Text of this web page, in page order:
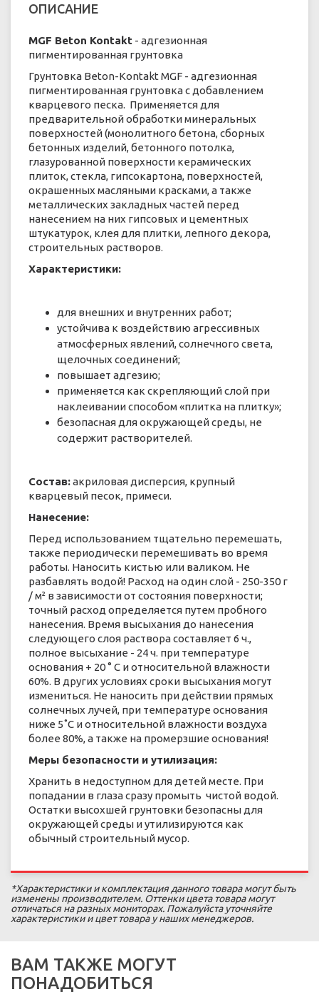
ОПИСАНИЕ
MGF Beton Kontakt - адгезионная
пигментированная грунтовка
Грунтовка Beton-Kontakt MGF - адгезионная
пигментированная грунтовка с добавлением
кварцевого песка. Применяется для
предварительной обработки минеральных
поверхностей (монолитного бетона, сборных
бетонных изделий, бетонного потолка,
глазурованной поверхности керамических
плиток, стекла, гипсокартона, поверхностей,
окрашенных масляными красками, а также
металлических закладных частей перед
нанесением на них гипсовых и цементных
штукатурок, клея для плитки, лепного декора,
строительных растворов.
Характеристики:
для внешних и внутренних работ;
устойчива к воздействию агрессивных
атмосферных явлений, солнечного света,
щелочных соединений;
повышает адгезию;
применяется как скрепляющий слой при
наклеивании способом «плитка на плитку»;
безопасная для окружающей среды, не
содержит растворителей.
Состав:акриловая дисперсия, крупный
кварцевый песок, примеси.
Нанесение:
Перед использованием тщательно перемешать,
также периодически перемешивать во время
работы. Наносить кистью или валиком. Не
разбавлять водой! Расход на один слой - 250-350 г
/ м² в зависимости от состояния поверхности;
точный расход определяется путем пробного
нанесения. Время высыхания до нанесения
следующего слоя раствора составляет 6 ч.,
полное высыхание - 24 ч. при температуре
основания + 20 ° С и относительной влажности
60%. В других условиях сроки высыхания могут
измениться. Не наносить при действии прямых
солнечных лучей, при температуре основания
ниже 5˚С и относительной влажности воздуха
более 80%, а также на промерзшие основания!
Меры безопасности и утилизация:
Хранить в недоступном для детей месте. При
попадании в глаза сразу промыть чистой водой.
Остатки высохшей грунтовки безопасны для
окружающей среды и утилизируются как
обычный строительный мусор.
*Характеристики и комплектация данного товара могут быть
изменены производителем. Оттенки цвета товара могут
отличаться на разных мониторах. Пожалуйста уточняйте
характеристики и цвет товара у наших менеджеров.
ВАМ ТАКЖЕ МОГУТ
ПОНАДОБИТЬСЯ